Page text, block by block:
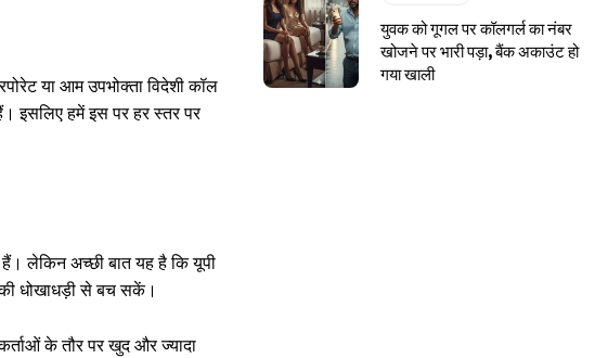
या आम उपभोक्ता विदेशी कॉल
इसलिए हमें इस पर हर स्तर पर
लेकिन अच्छी बात यह है कि यूपी
धोखाधड़ी से बच सकें।
के तौर पर खुद और ज्यादा
युवक को गूगल पर कॉलगर्ल का नंबर
खोजने पर भारी पड़ा, बैंक अकाउंट हो
गया खाली